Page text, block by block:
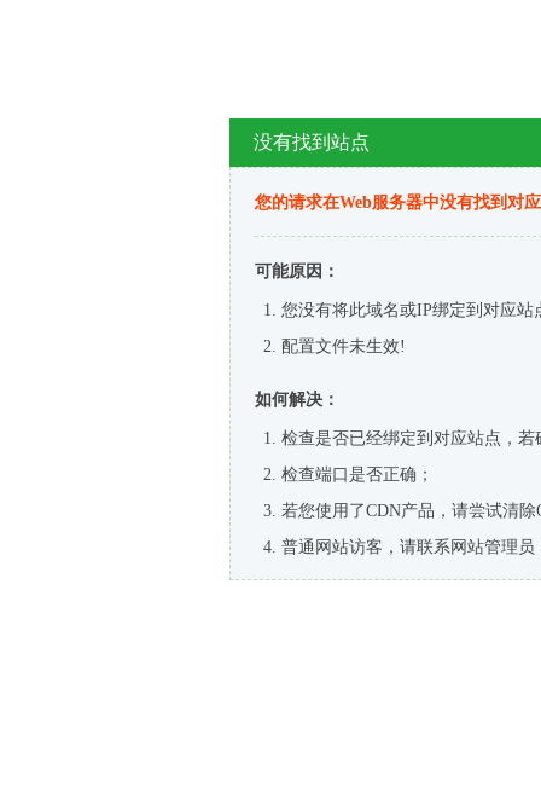
没有找到站点
您的请求在Web服务器中没有找到对
可能原因：
您没有将此域名或IP绑定到对应站
配置文件未生效!
如何解决：
检查是否已经绑定到对应站点，
检查端口是否正确；
若您使用了CDN产品，请尝试清除
普通网站访客，请联系网站管理员